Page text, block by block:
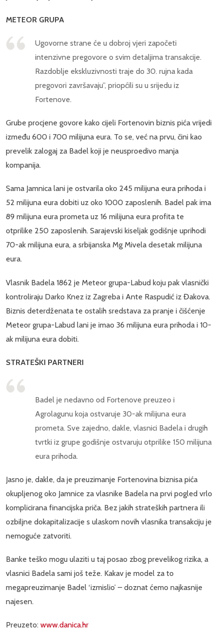
METEOR GRUPA
Ugovorne strane će u dobroj vjeri započeti
intenzivne pregovore o svim detaljima transakcije.
Razdoblje ekskluzivnosti traje do 30. rujna kada
pregovori završavaju”, priopćili su u srijedu iz
Fortenove.
Grube procjene govore kako cijeli Fortenovin biznis pića vrijedi
između 600 i 700 milijuna eura. To se, već na prvu, čini kao
prevelik zalogaj za Badel koji je neusproedivo manja
kompanija.
Sama Jamnica lani je ostvarila oko 245 milijuna eura prihoda i
52 milijuna eura dobiti uz oko 1000 zaposlenih. Badel pak ima
89 milijuna eura prometa uz 16 milijuna eura profita te
otprilike 250 zaposlenih. Sarajevski kiseljak godišnje uprihodi
70-ak milijuna eura, a srbijanska Mg Mivela desetak milijuna
eura.
Vlasnik Badela 1862 je Meteor grupa-Labud koju pak vlasnički
kontroliraju Darko Knez iz Zagreba i Ante Raspudić iz Đakova.
Biznis deterdženata te ostalih sredstava za pranje i čišćenje
Meteor grupa-Labud lani je imao 36 milijuna eura prihoda i 10-
ak milijuna eura dobiti.
STRATEŠKI PARTNERI
Badel je nedavno od Fortenove preuzeo i
Agrolagunu koja ostvaruje 30-ak milijuna eura
prometa. Sve zajedno, dakle, vlasnici Badela i drugih
tvrtki iz grupe godišnje ostvaruju otprilike 150 milijuna
eura prihoda.
Jasno je, dakle, da je preuzimanje Fortenovina biznisa pića
okupljenog oko Jamnice za vlasnike Badela na prvi pogled vrlo
komplicirana financijska priča. Bez jakih strateških partnera ili
ozbiljne dokapitalizacije s ulaskom novih vlasnika transakciju je
nemoguće zatvoriti.
Banke teško mogu ulaziti u taj posao zbog prevelikog rizika, a
vlasnici Badela sami još teže. Kakav je model za to
megapreuzimanje Badel ‘izmislio’ – doznat ćemo najkasnije
najesen.
Preuzeto: www.danica.hr